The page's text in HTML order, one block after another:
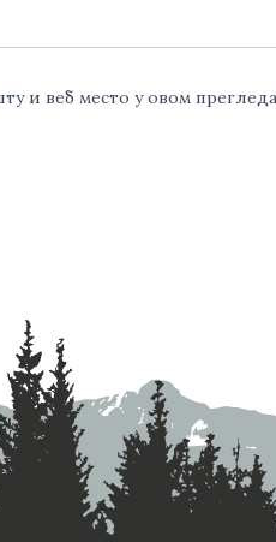
и веб место у овом